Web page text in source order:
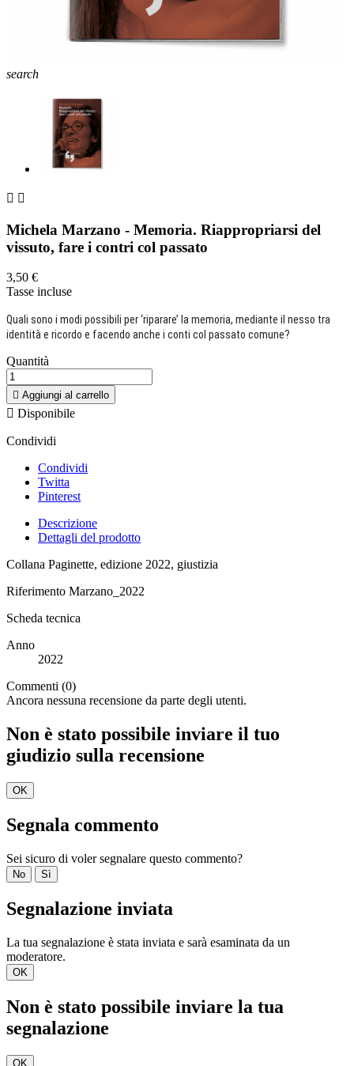
search
 
Michela Marzano - Memoria. Riappropriarsi del
vissuto, fare i contri col passato
3,50 €
Tasse incluse
Quali sono i modi possibili per ‘riparare’ la memoria, mediante il nesso tra
identità e ricordo e facendo anche i conti col passato comune?
Quantità
 Aggiungi al carrello
 Disponibile
Condividi
Condividi
Twitta
Pinterest
Descrizione
Dettagli del prodotto
Collana Paginette, edizione 2022, giustizia
Riferimento Marzano_2022
Scheda tecnica
Anno
2022
Commenti (0)
Ancora nessuna recensione da parte degli utenti.
Non è stato possibile inviare il tuo
giudizio sulla recensione
OK
Segnala commento
Sei sicuro di voler segnalare questo commento?
No Sì
Segnalazione inviata
La tua segnalazione è stata inviata e sarà esaminata da un
moderatore.
OK
Non è stato possibile inviare la tua
segnalazione
OK